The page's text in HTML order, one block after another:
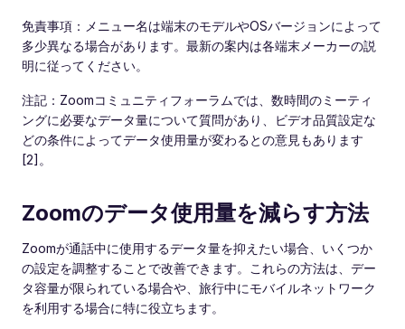
免責事項：メニュー名は端末のモデルやOSバージョンによって
多少異なる場合があります。最新の案内は各端末メーカーの説
明に従ってください。
注記：Zoomコミュニティフォーラムでは、数時間のミーティ
ングに必要なデータ量について質問があり、ビデオ品質設定な
どの条件によってデータ使用量が変わるとの意見もあります
[2]。
Zoomのデータ使用量を減らす方法
Zoomが通話中に使用するデータ量を抑えたい場合、いくつか
の設定を調整することで改善できます。これらの方法は、デー
タ容量が限られている場合や、旅行中にモバイルネットワーク
を利用する場合に特に役立ちます。